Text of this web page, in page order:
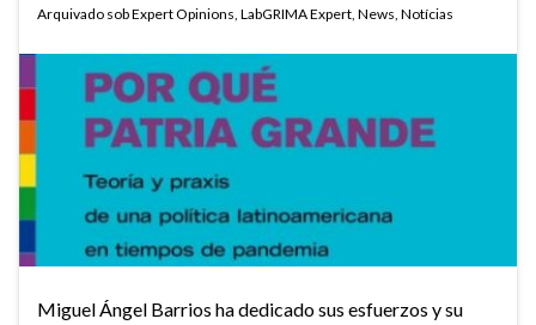
Arquivado sobExpert Opinions, LabGRIMA Expert, News, Notícias
Miguel Ángel Barrios ha dedicado sus esfuerzos y su